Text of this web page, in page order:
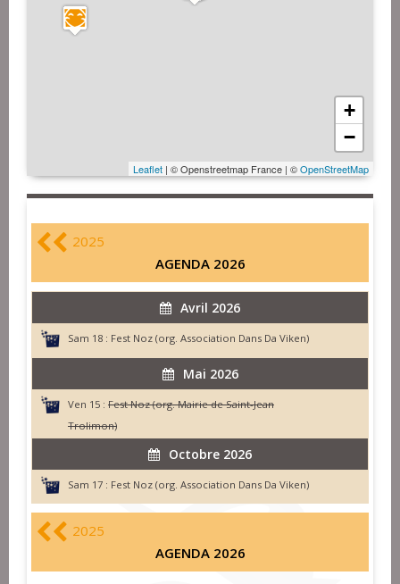
+
−
Leaflet | © Openstreetmap France | ©OpenStreetMap
2025
AGENDA 2026
Avril 2026
Sam 18 : Fest Noz (org. Association Dans Da Viken)
Mai 2026
Ven 15 : Fest Noz (org. Mairie de Saint-Jean
Trolimon)
Octobre 2026
Sam 17 : Fest Noz (org. Association Dans Da Viken)
2025
AGENDA 2026